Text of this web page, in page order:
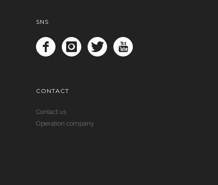
SNS
CONTACT
Contact us
Operation company